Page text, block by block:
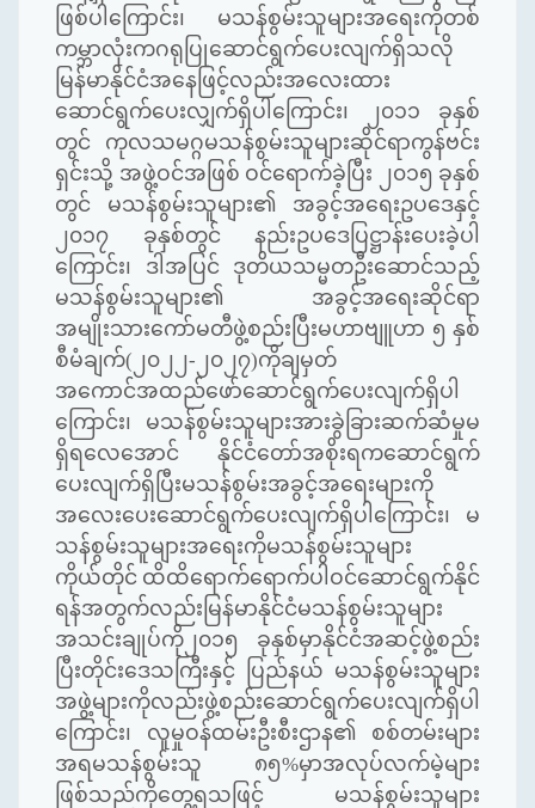
ဖြစ်ပါကြောင်း၊ မသန်စွမ်းသူများအရေးကိုတစ်
ကမ္ဘာလုံးကဂရုပြုဆောင်ရွက်ပေးလျက်ရှိသလို
မြန်မာနိုင်ငံအနေဖြင့်လည်းအလေးထား
ဆောင်ရွက်ပေးလျှက်ရှိပါကြောင်း၊ ၂၀၁၁ ခုနှစ်
တွင် ကုလသမဂ္ဂမသန်စွမ်းသူများဆိုင်ရာကွန်ဗင်း
ရှင်းသို့ အဖွဲ့ဝင်အဖြစ် ဝင်ရောက်ခဲ့ပြီး ၂၀၁၅ ခုနှစ်
တွင် မသန်စွမ်းသူများ၏ အခွင့်အရေးဥပဒေနှင့်
၂၀၁၇ ခုနှစ်တွင် နည်းဥပဒေပြဋ္ဌာန်းပေးခဲ့ပါ
ကြောင်း၊ ဒါအပြင် ဒုတိယသမ္မတဦးဆောင်သည့်
မသန်စွမ်းသူများ၏ အခွင့်အရေးဆိုင်ရာ
အမျိုးသားကော်မတီဖွဲ့စည်းပြီးမဟာဗျူဟာ ၅ နှစ်
စီမံချက်(၂၀၂၂-၂၀၂၇)ကိုချမှတ်
အကောင်အထည်ဖော်ဆောင်ရွက်ပေးလျက်ရှိပါ
ကြောင်း၊ မသန်စွမ်းသူများအားခွဲခြားဆက်ဆံမှုမ
ရှိရလေအောင် နိုင်ငံတော်အစိုးရကဆောင်ရွက်
ပေးလျက်ရှိပြီးမသန်စွမ်းအခွင့်အရေးများကို
အလေးပေးဆောင်ရွက်ပေးလျက်ရှိပါကြောင်း၊ မ
သန်စွမ်းသူများအရေးကိုမသန်စွမ်းသူများ
ကိုယ်တိုင် ထိထိရောက်ရောက်ပါဝင်ဆောင်ရွက်နိုင်
ရန်အတွက်လည်းမြန်မာနိုင်ငံမသန်စွမ်းသူများ
အသင်းချုပ်ကို၂၀၁၅ ခုနှစ်မှာနိုင်ငံအဆင့်ဖွဲ့စည်း
ပြီးတိုင်းဒေသကြီးနှင့် ပြည်နယ် မသန်စွမ်းသူများ
အဖွဲ့များကိုလည်းဖွဲ့စည်းဆောင်ရွက်ပေးလျက်ရှိပါ
ကြောင်း၊ လူမှုဝန်ထမ်းဦးစီးဌာန၏ စစ်တမ်းများ
အရမသန်စွမ်းသူ ၈၅%မှာအလုပ်လက်မဲ့များ
ဖြစ်သည်ကိုတွေ့ရသဖြင့် မသန်စွမ်းသူများ